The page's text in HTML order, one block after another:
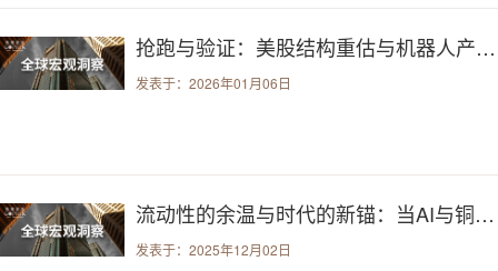
抢跑与验证：美股结构重估与机器人产业的真实考验
发表于：2026年01月06日
流动性的余温与时代的新锚：当AI与铜重写投资版图
发表于：2025年12月02日